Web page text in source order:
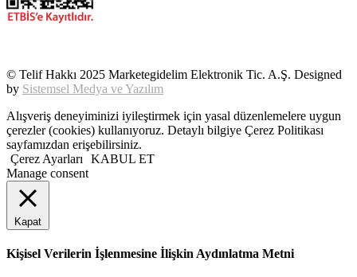
© Telif Hakkı 2025 Marketegidelim Elektronik Tic. A.Ş. Designed
by Sistemsel Medya ve Yazılım
Alışveriş deneyiminizi iyileştirmek için yasal düzenlemelere uygun
çerezler (cookies) kullanıyoruz. Detaylı bilgiye Çerez Politikası
sayfamızdan erişebilirsiniz.
Çerez Ayarları
KABUL ET
Manage consent
Kapat
Kişisel Verilerin İşlenmesine İlişkin Aydınlatma Metni